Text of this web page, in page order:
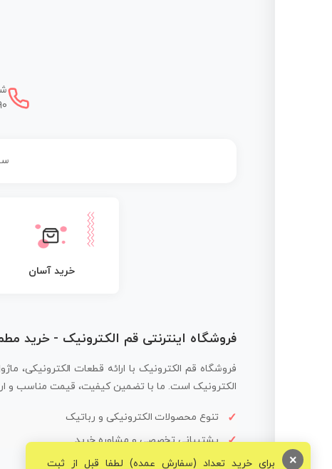
خرید آسان
فروشگاه اینترنتی قم الکترونیک - خرید
فروشگاه قم الکترونیک با ارائه قطعات الکترونیکی،
الکترونیک است. ما با تضمین کیفیت، قیمت مناسب و
تنوع محصولات الکترونیکی و رباتیک
پشتیبانی تخصصی و مشاوره خرید
برای خرید تعداد (سفارش عمده) لطفا قبل از ثبت
×